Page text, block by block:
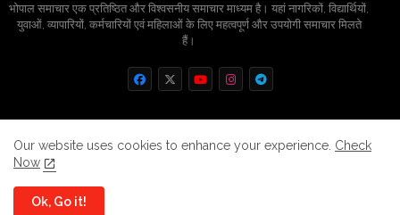
भोपाल समाचार एक प्रतिष्ठित और विश्वसनीय समाचार माध्यम है। यहां नागरिकों, विद्यार्थियों,
युवाओं, व्यापारियों, कर्मचारियों एवं महिलाओं के लिए महत्वपूर्ण और उपयोगी समाचार मिलते
हैं।
All Right Reserved Copyright
Home About Contact us
Privacy Policy
Our website uses cookies to enhance your experience. Check
Now
Ok, Go it!